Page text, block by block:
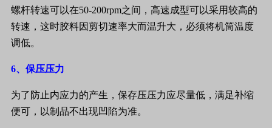
螺杆转速可以在50-200rpm之间，高速成型可以采用较高的
转速，这时胶料因剪切速率大而温升大，必须将机筒温度
调低。
6、保压压力
为了防止内应力的产生，保存压压力应尽量低，满足补缩
便可，以制品不出现凹陷为准。